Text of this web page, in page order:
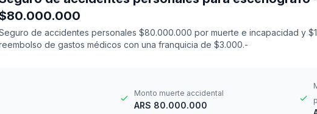
de accidentes personales $80.000.000 por muerte e incapacidad y
de gastos médicos con una franquicia de $3.000.-
Monto muerte accidental
ARS 80.000.000